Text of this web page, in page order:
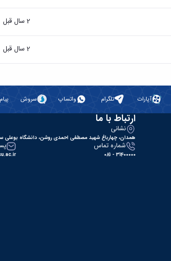
2 سال قبل
2 سال قبل
آپارات تلگرام واتساپ سروش
ارتباط با ما
نشانی
همدان، چهارباغ شهید مصطفی احمدی روشن، دانشگاه بوعلی
شماره تماس
31400000 - 081